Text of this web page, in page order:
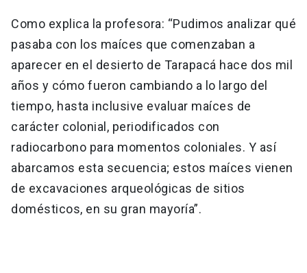
Como explica la profesora: “Pudimos analizar qué
pasaba con los maíces que comenzaban a
aparecer en el desierto de Tarapacá hace dos mil
años y cómo fueron cambiando a lo largo del
tiempo, hasta inclusive evaluar maíces de
carácter colonial, periodificados con
radiocarbono para momentos coloniales. Y así
abarcamos esta secuencia; estos maíces vienen
de excavaciones arqueológicas de sitios
domésticos, en su gran mayoría”.